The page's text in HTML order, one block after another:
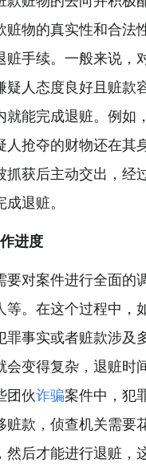
赃物的真实性和合法
赃手续。一般来说，
疑人态度良好且赃款
就能完成退赃。例如
人抢夺的财物还在其
抓获后主动交出，经
退赃。
进度
要对案件进行全面的
等。在这个过程中，
罪事实或者赃款涉及
会变得复杂，退赃时
团伙诈骗案件中，犯
赃款，侦查机关需要
然后才能进行退赃，